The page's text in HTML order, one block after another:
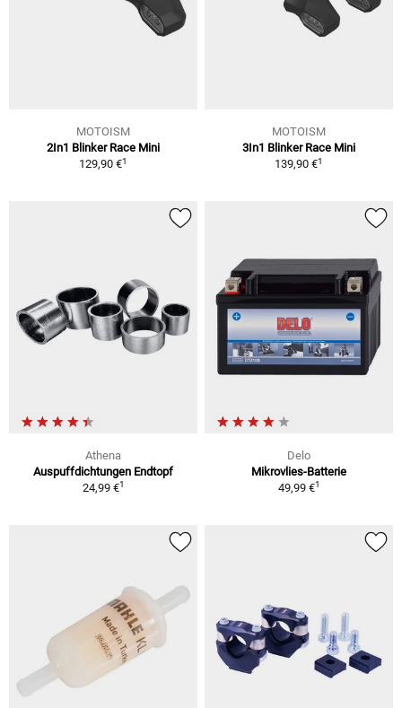
MOTOISM
2In1 Blinker Race Mini
129,90 €1
MOTOISM
3In1 Blinker Race Mini
139,90 €1
Athena
Auspuffdichtungen Endtopf
24,99 €1
Delo
Mikrovlies-Batterie
49,99 €1